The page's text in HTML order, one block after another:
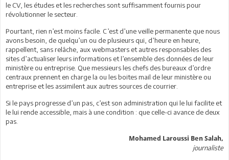
le CV, les études et les recherches sont suffisamment fournis pour
révolutionner le secteur.
Pourtant, rien n’est moins facile. C’est d’une veille permanente que nous
avons besoin, de quelqu’un ou de plusieurs qui, d’heure en heure,
rappellent, sans relâche, aux webmasters et autres responsables des
sites d’actualiser leurs informations et l’ensemble des données de leur
ministère ou entreprise. Que messieurs les chefs des bureaux d’ordre
centraux prennent en charge la ou les boites mail de leur ministère ou
entreprise et les assimilent aux autres sources de courrier.
Si le pays progresse d’un pas, c’est son administration qui le lui facilite et
le lui rende accessible, mais à une condition : que celle-ci avance de deux
pas.
Mohamed Laroussi Ben Salah,
journaliste